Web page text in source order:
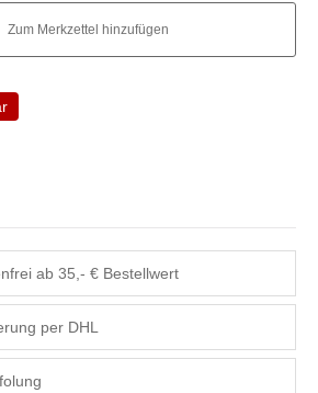
Zum Merkzettel hinzufügen
ab 35,- € Bestellwert
per DHL